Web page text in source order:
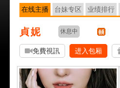
在线主播 台妹专区 业绩排行
貞妮 休息中
免費視訊 进入包厢